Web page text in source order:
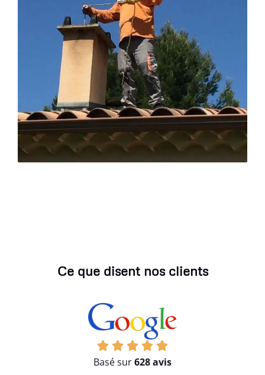
Ce que disent nos clients
Basé sur628 avis